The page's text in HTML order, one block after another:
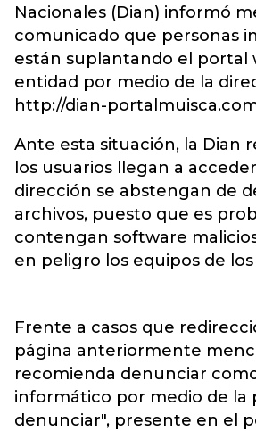
Nacionales (Dian) informó
comunicado que personas
están suplantando el portal
entidad por medio de la
http://dian-
Ante esta situación, la Dian
los usuarios llegan a
dirección se abstengan de
archivos, puesto que es
contengan software
en peligro los equipos de
Frente a casos que
página anteriormente
recomienda denunciar
informático por medio de la
denunciar", presente en el